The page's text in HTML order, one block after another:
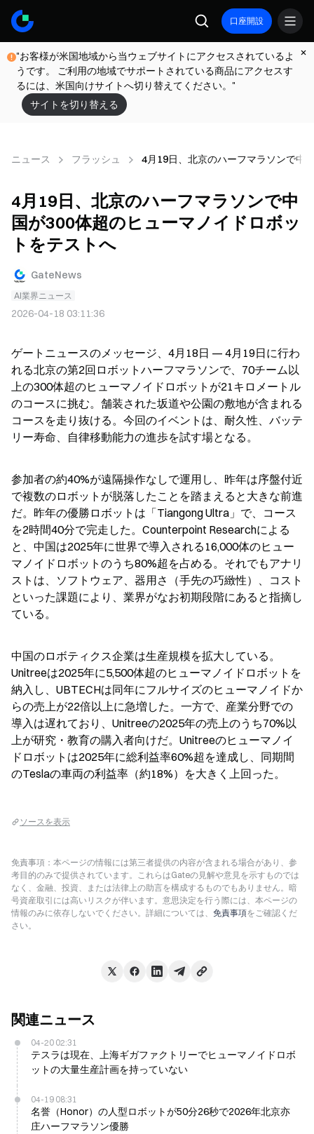
口座開設
"お客様が米国地域から当ウェブサイトにアクセスされているよ
うです。 ご利用の地域でサポートされている商品にアクセスす
るには、米国向けサイトへ切り替えてください。"
サイトを切り替える
ニュース フラッシュ 4月19日、北京のハーフマラソンで中
4月19日、北京のハーフマラソンで中
国が300体超のヒューマノイドロボッ
トをテストへ
GateNews
AI業界ニュース
2026-04-18 03:11:36
ゲートニュースのメッセージ、4月18日 — 4月19日に行わ
れる北京の第2回ロボットハーフマラソンで、70チーム以
上の300体超のヒューマノイドロボットが21キロメートル
のコースに挑む。舗装された坂道や公園の敷地が含まれる
コースを走り抜ける。今回のイベントは、耐久性、バッテ
リー寿命、自律移動能力の進歩を試す場となる。
参加者の約40%が遠隔操作なしで運用し、昨年は序盤付近
で複数のロボットが脱落したことを踏まえると大きな前進
だ。昨年の優勝ロボットは「Tiangong Ultra」で、コース
を2時間40分で完走した。Counterpoint Researchによる
と、中国は2025年に世界で導入される16,000体のヒュー
マノイドロボットのうち80%超を占める。それでもアナリ
ストは、ソフトウェア、器用さ（手先の巧緻性）、コスト
といった課題により、業界がなお初期段階にあると指摘し
ている。
中国のロボティクス企業は生産規模を拡大している。
Unitreeは2025年に5,500体超のヒューマノイドロボットを
納入し、UBTECHは同年にフルサイズのヒューマノイドか
らの売上が22倍以上に急増した。一方で、産業分野での
導入は遅れており、Unitreeの2025年の売上のうち70%以
上が研究・教育の購入者向けだ。Unitreeのヒューマノイ
ドロボットは2025年に総利益率60%超を達成し、同期間
のTeslaの車両の利益率（約18%）を大きく上回った。
ソースを表示
免責事項：本ページの情報には第三者提供の内容が含まれる場合があり、参
考目的のみで提供されています。これらはGateの見解や意見を示すものでは
なく、金融、投資、または法律上の助言を構成するものでもありません。暗
号資産取引には高いリスクが伴います。意思決定を行う際には、本ページの
情報のみに依存しないでください。詳細については、 免責事項をご確認くだ
さい。
関連ニュース
04-20 02:31
テスラは現在、上海ギガファクトリーでヒューマノイドロボ
ットの大量生産計画を持っていない
04-19 08:31
名誉（Honor）の人型ロボットが50分26秒で2026年北京亦
庄ハーフマラソン優勝